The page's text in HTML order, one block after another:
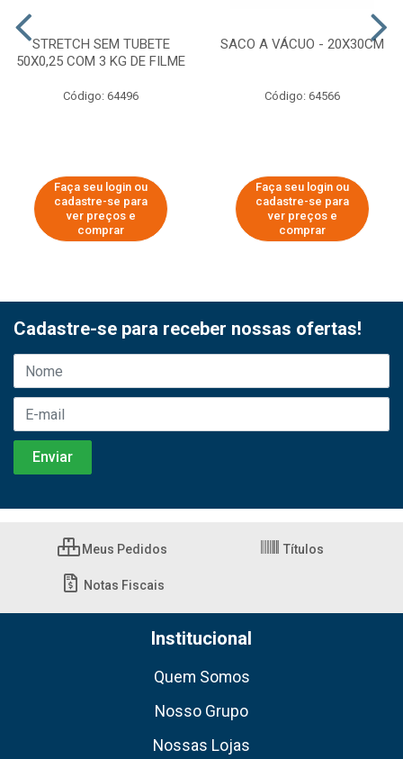
STRETCH SEM TUBETE
50X0,25 COM 3 KG DE FILME
Código: 64496
Faça seu login ou
cadastre-se para
ver preços e
comprar
SACO A VÁCUO - 20X30CM
Código: 64566
Faça seu login ou
cadastre-se para
ver preços e
comprar
Cadastre-se para receber nossas ofertas!
Meus Pedidos Títulos
Notas Fiscais
Institucional
Quem Somos
Nosso Grupo
Nossas Lojas